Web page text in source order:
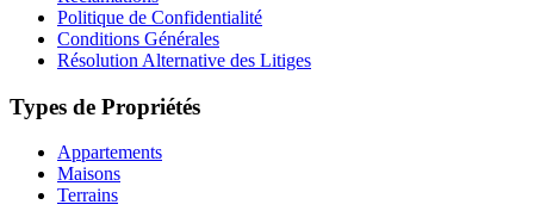
Politique de Confidentialité
Conditions Générales
Résolution Alternative des Litiges
Types de Propriétés
Appartements
Maisons
Terrains